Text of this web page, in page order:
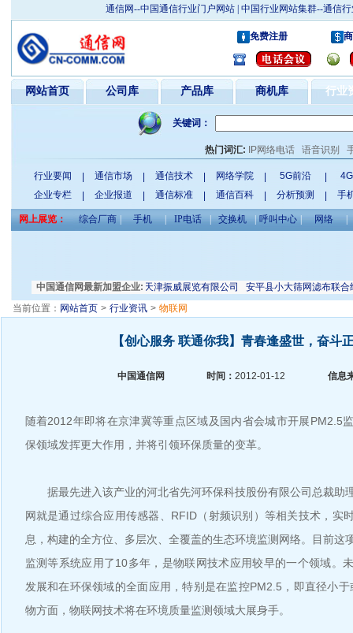
通信网--中国通信行业门户网站 | 中国行业网站集群--通信
免费注册
网站首页 公司库 产品库 商机库 行业
关键词：
热门词汇: IP网络电话 语音识别
行业要闻 通信市场 通信技术 网络学院 5G前沿
企业专栏
企业报道 通信标准 通信百科 分析预测 手
网上展览： 综合厂商 | 手机 | IP电话 | 交换机 | 呼叫中心 | 网络 |
中国通信网最新加盟企业:
大连瑞恒电力电气有限公司 天津振威展览有限公司
安平县小大筛网滤布联合经
当前位置： 网站首页 > 行业资讯 > 物联网
【创心服务 联通你我】青春逢盛世，奋斗
中国通信网 时间： 2012-01-12 信息
随着2012年即将在京津冀等重点区域及国内省会城市开展PM2.5
保领域发挥更大作用，并将引领环保质量的变革。
据最先进入该产业的河北省先河环保科技股份有限公司总裁助
网就是通过综合应用传感器、RFID（射频识别）等相关技术，实
息，构建的全方位、多层次、全覆盖的生态环境监测网络。目前这
监测等系统应用了10多年，是物联网技术应用较早的一个领域。
发展和在环保领域的全面应用，特别是在监控PM2.5，即直径小
物方面，物联网技术将在环境质量监测领域大展身手。